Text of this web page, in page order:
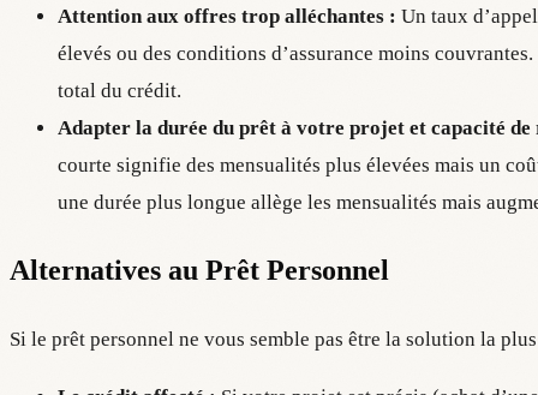
Attention aux offres trop alléchantes : Un taux
élevés ou des conditions d’assurance moins
total du crédit.
Adapter la durée du prêt à votre projet et capacité de
courte signifie des mensualités plus élevées mais un
une durée plus longue allège les mensualités mais
Alternatives au Prêt Personnel
Si le prêt personnel ne vous semble pas être la solution la